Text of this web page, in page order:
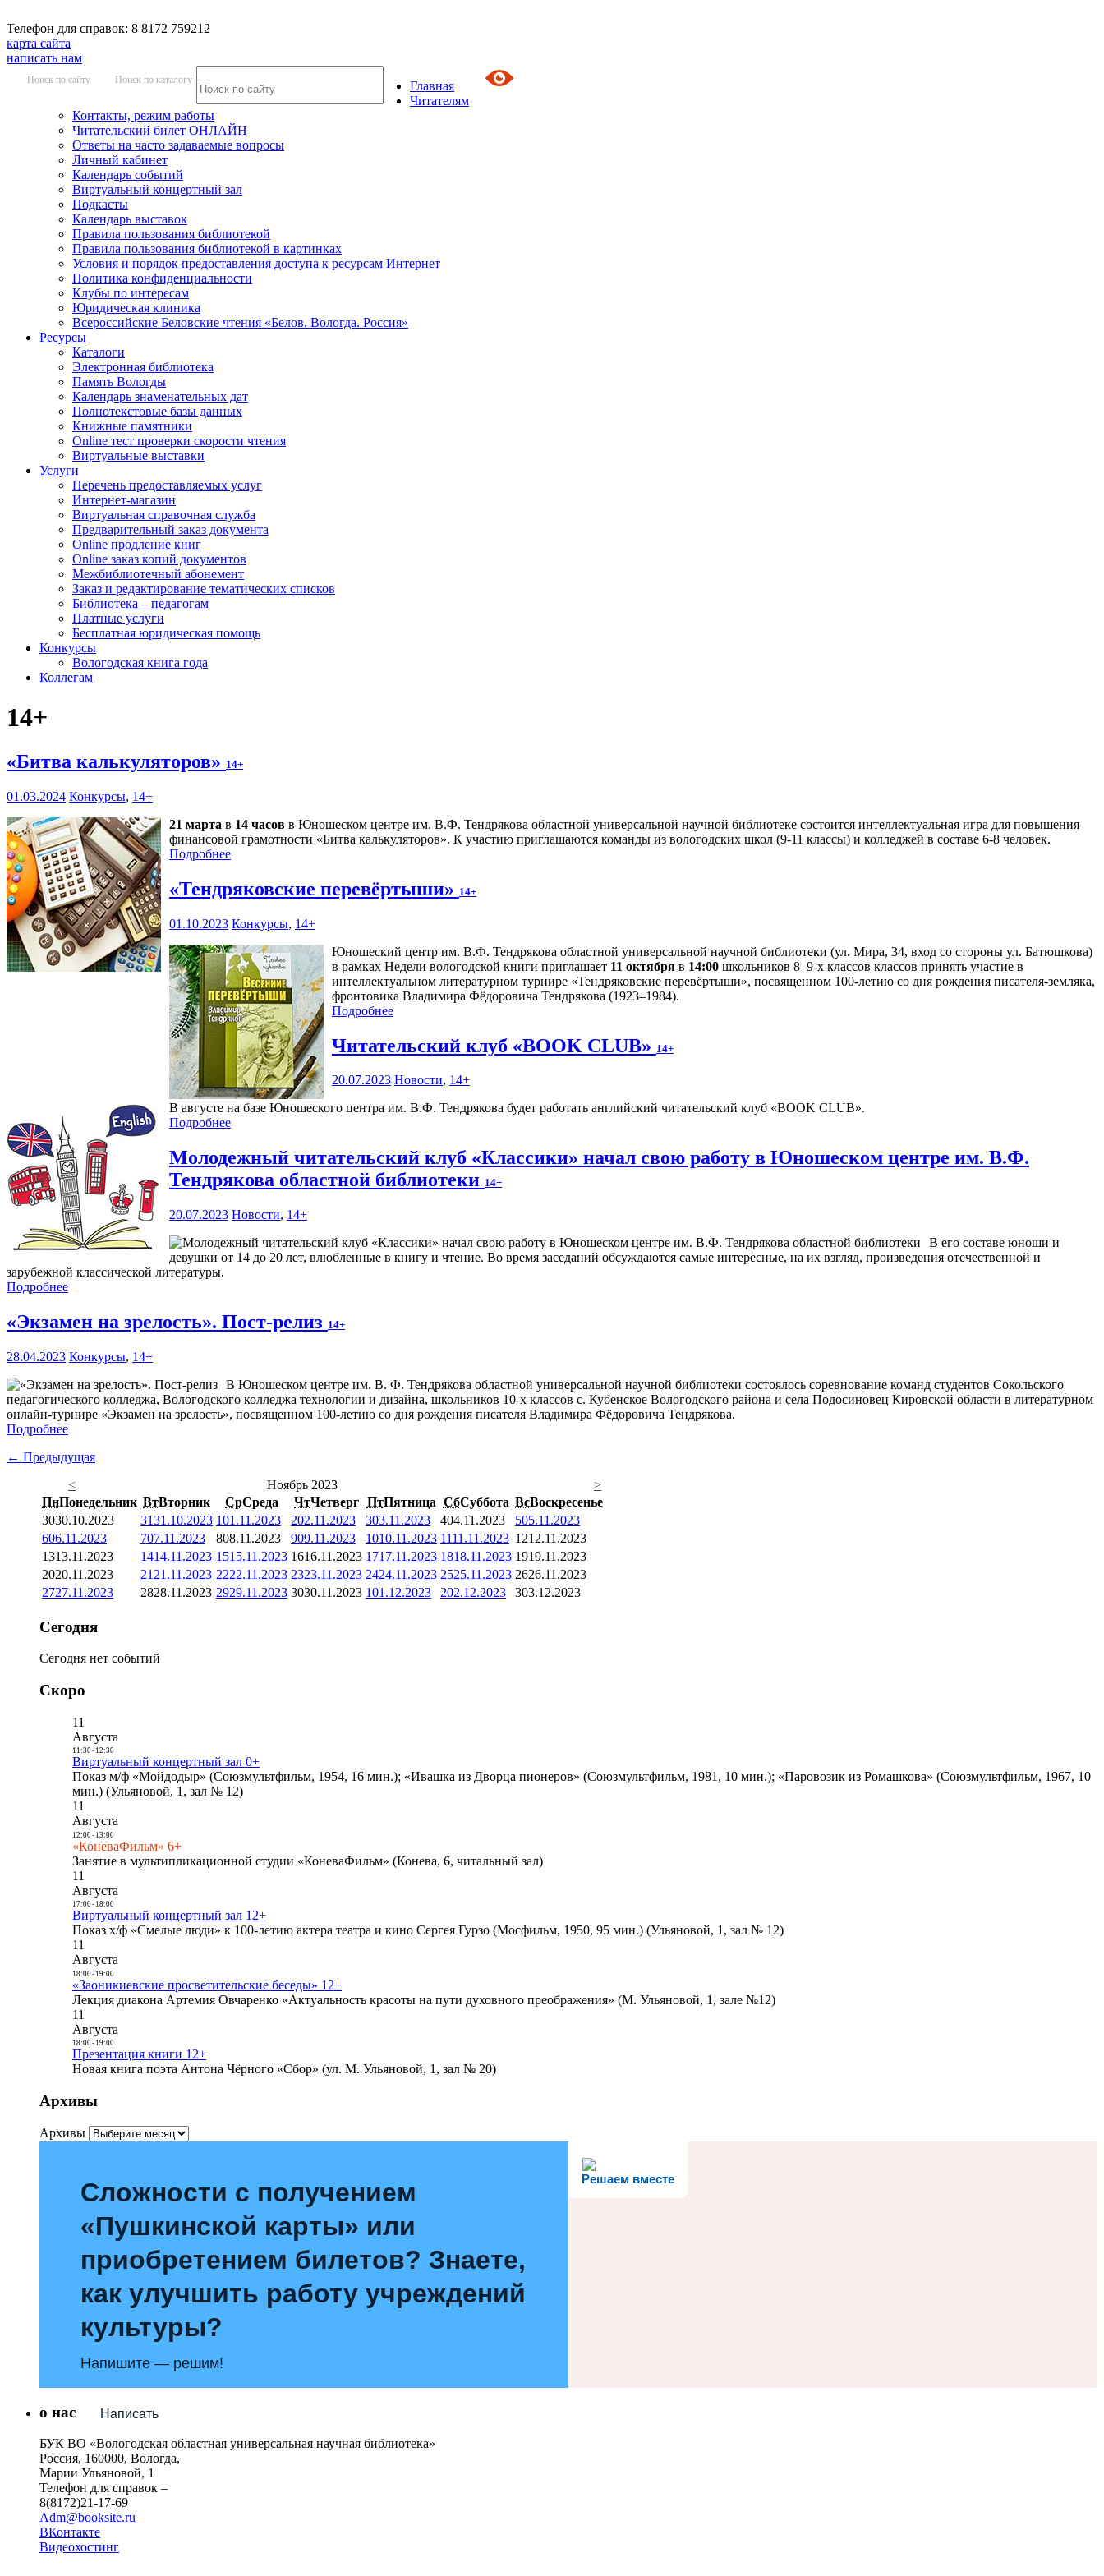
Телефон для справок: 8 8172 759212
карта сайта
написать нам
Поиск по сайту Поиск по каталогу
Главная
Читателям
Контакты, режим работы
Читательский билет ОНЛАЙН
Ответы на часто задаваемые вопросы
Личный кабинет
Календарь событий
Виртуальный концертный зал
Подкасты
Календарь выставок
Правила пользования библиотекой
Правила пользования библиотекой в картинках
Условия и порядок предоставления доступа к ресурсам Интернет
Политика конфиденциальности
Клубы по интересам
Юридическая клиника
Всероссийские Беловские чтения «Белов. Вологда. Россия»
Ресурсы
Каталоги
Электронная библиотека
Память Вологды
Календарь знаменательных дат
Полнотекстовые базы данных
Книжные памятники
Online тест проверки скорости чтения
Виртуальные выставки
Услуги
Перечень предоставляемых услуг
Интернет-магазин
Виртуальная справочная служба
Предварительный заказ документа
Online продление книг
Online заказ копий документов
Межбиблиотечный абонемент
Заказ и редактирование тематических списков
Библиотека – педагогам
Платные услуги
Бесплатная юридическая помощь
Конкурсы
Вологодская книга года
Коллегам
14+
«Битва калькуляторов» 14+
01.03.2024 Конкурсы, 14+
21 марта в 14 часов в Юношеском центре им. В.Ф. Тендрякова областной универсальной научной библиотеке состоится интеллектуальная игра для повышения
финансовой грамотности «Битва калькуляторов». К участию приглашаются команды из вологодских школ (9-11 классы) и колледжей в составе 6-8 человек.
Подробнее
«Тендряковские перевёртыши» 14+
01.10.2023 Конкурсы, 14+
Юношеский центр им. В.Ф. Тендрякова областной универсальной научной библиотеки (ул. Мира, 34, вход со стороны ул. Батюшкова)
в рамках Недели вологодской книги приглашает 11 октября в 14:00 школьников 8–9-х классов классов принять участие в
интеллектуальном литературном турнире «Тендряковские перевёртыши», посвященном 100-летию со дня рождения писателя-земляка,
фронтовика Владимира Фёдоровича Тендрякова (1923–1984).
Подробнее
Читательский клуб «BOOK CLUB» 14+
20.07.2023 Новости, 14+
В августе на базе Юношеского центра им. В.Ф. Тендрякова будет работать английский читательский клуб «BOOK CLUB».
Подробнее
Молодежный читательский клуб «Классики» начал свою работу в Юношеском центре им. В.Ф.
Тендрякова областной библиотеки 14+
20.07.2023 Новости, 14+
В его составе юноши и
девушки от 14 до 20 лет, влюбленные в книгу и чтение. Во время заседаний обсуждаются самые интересные, на их взгляд, произведения отечественной и
зарубежной классической литературы.
Подробнее
«Экзамен на зрелость». Пост-релиз 14+
28.04.2023 Конкурсы, 14+
В Юношеском центре им. В. Ф. Тендрякова областной универсальной научной библиотеки состоялось соревнование команд студентов Сокольского
педагогического колледжа, Вологодского колледжа технологии и дизайна, школьников 10-х классов с. Кубенское Вологодского района и села Подосиновец Кировской области в литературном
онлайн-турнире «Экзамен на зрелость», посвященном 100-летию со дня рождения писателя Владимира Фёдоровича Тендрякова.
Подробнее
← Предыдущая
<
Ноябрь 2023
>
ПнПонедельник ВтВторник СрСреда ЧтЧетверг ПтПятница СбСуббота ВсВоскресенье
3030.10.2023 3131.10.2023 101.11.2023 202.11.2023 303.11.2023 404.11.2023 505.11.2023
606.11.2023 707.11.2023 808.11.2023 909.11.2023 1010.11.2023 1111.11.2023 1212.11.2023
1313.11.2023 1414.11.2023 1515.11.2023 1616.11.2023 1717.11.2023 1818.11.2023 1919.11.2023
2020.11.2023 21 21.11.2023 2222.11.2023 2323.11.2023 2424.11.2023 2525.11.2023 2626.11.2023
2727.11.2023 2828.11.2023 2929.11.2023 3030.11.2023 101.12.2023 202.12.2023 303.12.2023
Сегодня
Сегодня нет событий
Скоро
11
Августа
11:30- 12:30
Виртуальный концертный зал 0+
Показ м/ф «Мойдодыр» (Союзмультфильм, 1954, 16 мин.); «Ивашка из Дворца пионеров» (Союзмультфильм, 1981, 10 мин.); «Паровозик из Ромашкова» (Союзмультфильм, 1967, 10
мин.) (Ульяновой, 1, зал № 12)
11
Августа
12:00- 13:00
«КоневаФильм» 6+
Занятие в мультипликационной студии «КоневаФильм» (Конева, 6, читальный зал)
11
Августа
17:00- 18:00
Виртуальный концертный зал 12+
Показ х/ф «Смелые люди» к 100-летию актера театра и кино Сергея Гурзо (Мосфильм, 1950, 95 мин.) (Ульяновой, 1, зал № 12)
11
Августа
18:00- 19:00
«Заоникиевские просветительские беседы» 12+
Лекция диакона Артемия Овчаренко «Актуальность красоты на пути духовного преображения» (М. Ульяновой, 1, зале №12)
11
Августа
18:00- 19:00
Презентация книги 12+
Новая книга поэта Антона Чёрного «Сбор» (ул. М. Ульяновой, 1, зал № 20)
Архивы
Архивы
Решаем вместе
Сложности с получением
«Пушкинской карты» или
приобретением билетов? Знаете,
как улучшить работу учреждений
культуры?
Напишите — решим!
Написать
о нас
БУК ВО «Вологодская областная универсальная научная библиотека»
Россия, 160000, Вологда,
Марии Ульяновой, 1
Телефон для справок –
8(8172)21-17-69
Adm@booksite.ru
ВКонтакте
Видеохостинг